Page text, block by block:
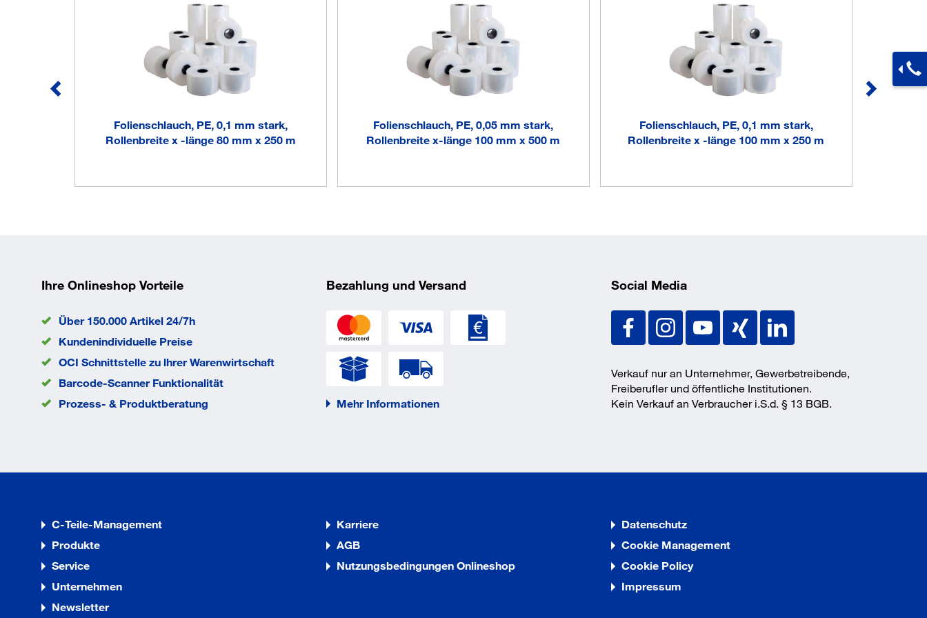
Schweißnaht
Länge
Folienschlauch, PE, 0,1 mm stark,
Rollenbreite x -länge 80 mm x 250 m
Folienschlauch, PE, 0,05 mm stark,
Rollenbreite x-länge 100 mm x 500 m
Folienschlauch, PE, 0,1 mm stark,
Rollenbreite x -länge 100 mm x 250 m
Ihre Onlineshop Vorteile
Über 150.000 Artikel 24/7h
Kundenindividuelle Preise
OCI Schnittstelle zu lhrer Warenwirtschaft
Barcode-Scanner Funktionalität
Prozess- & Produktberatung
Bezahlung und Versand
Mehr Informationen
Social Media
Verkauf nur an Unternehmer, Gewerbetreibende,
Freiberufler und öffentliche Institutionen.
Kein Verkauf an Verbraucher i.S.d. § 13 BGB.
C-Teile-Management
Produkte
Service
Unternehmen
Newsletter
Karriere
AGB
Nutzungsbedingungen Onlineshop
Datenschutz
Cookie Management
Cookie Policy
Impressum